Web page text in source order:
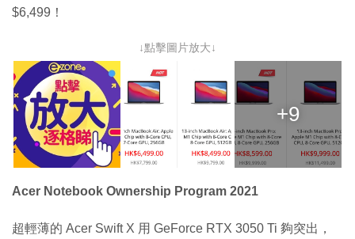
$6,499！
↓點擊圖片放大↓
+9
Acer Notebook Ownership Program 2021
超輕薄的 Acer Swift X 用 GeForce RTX 3050 Ti 夠突出，